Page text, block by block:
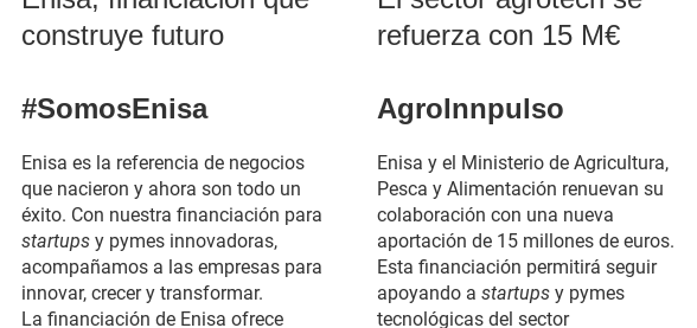
construye futuro
#SomosEnisa
Enisa es la referencia de negocios
que nacieron y ahora son todo un
éxito. Con nuestra financiación para
startups y pymes innovadoras,
acompañamos a las empresas para
innovar, crecer y transformar.
La financiación de Enisa ofrece
refuerza con 15 M€
AgroInnpulso
Enisa y el Ministerio de Agricultura,
Pesca y Alimentación renuevan su
colaboración con una nueva
aportación de 15 millones de euros.
Esta financiación permitirá seguir
apoyando a startups y pymes
tecnológicas del sector